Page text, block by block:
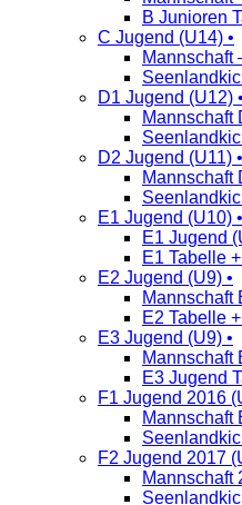
B Junioren
C Jugend (U14) •
Mannschaft
D1 Jugend (U12) •
Mannschaft
D2 Jugend (U11) •
Mannschaft
E1 Jugend (U10) •
E1 Jugend
E1 Tabelle
E2 Jugend (U9) •
Mannschaft
E2 Tabelle
E3 Jugend (U9) •
Mannschaft
E3 Jugend
F1 Jugend 2016
Mannschaft
F2 Jugend 2017
Mannschaft